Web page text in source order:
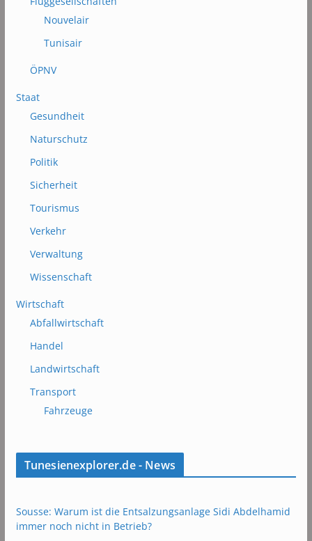
Nouvelair
Tunisair
ÖPNV
Staat
Gesundheit
Naturschutz
Politik
Sicherheit
Tourismus
Verkehr
Verwaltung
Wissenschaft
Wirtschaft
Abfallwirtschaft
Handel
Landwirtschaft
Transport
Fahrzeuge
Tunesienexplorer.de - News
Sousse: Warum ist die Entsalzungsanlage Sidi Abdelhamid
immer noch nicht in Betrieb?